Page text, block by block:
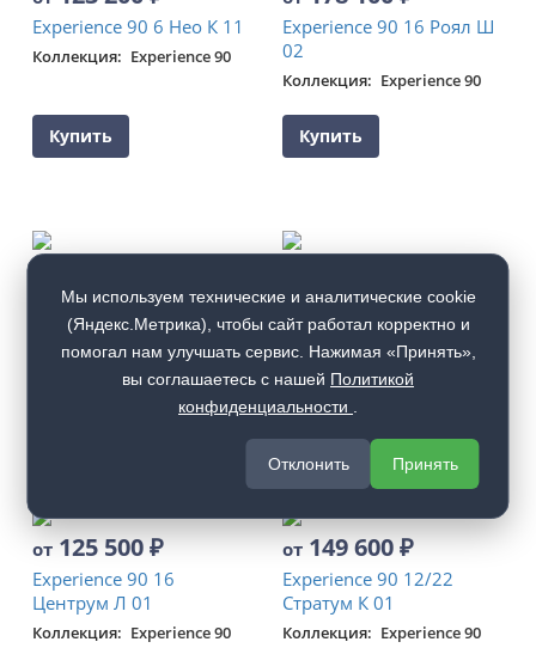
Experience 90 6 Нео К 11
Коллекция Experience 90
Купить
Experience 90 16 Роял Ш
02
Коллекция Experience 90
Купить
Experience 90 16 Вейв К
Коллекция Experience 90
Experience 90 6 Прайм К
09
Коллекция Experience 90
Купить
от 125 500₽
Experience 90 16
Центрум Л 01
Коллекция Experience 90
от 149 600₽
Experience 90 12/22
Стратум К 01
Коллекция Experience 90
Мы используем технические и аналитические cookie
(Яндекс.Метрика), чтобы сайт работал корректно и
помогал нам улучшать сервис. Нажимая «Принять»,
вы соглашаетесь с нашей Политикой
конфиденциальности
Отклонить Принять